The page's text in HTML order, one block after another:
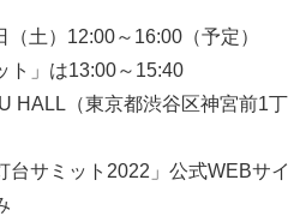
土）12:00～16:00（予定）
ト」は13:00～15:40
HALL（東京都渋谷区神宮前1丁
台サミット2022」公式WEBサイ